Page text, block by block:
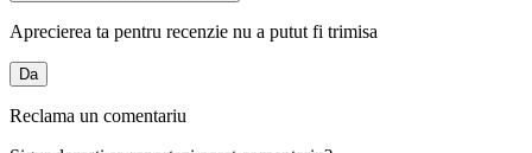
Aprecierea ta pentru recenzie nu a putut fi trimisa
Da
Reclama un comentariu